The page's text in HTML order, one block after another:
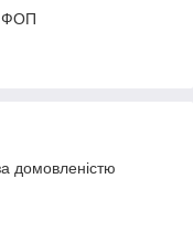
ФОП
домовленістю